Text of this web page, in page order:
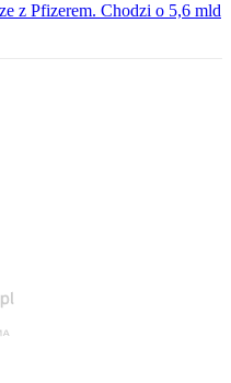
z Pfizerem. Chodzi o 5,6 mld